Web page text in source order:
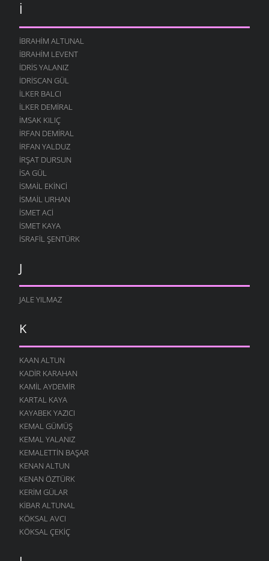
İ
İBRAHIM ALTUNAL
İBRAHIM LEVENT
İDRIS YALANIZ
IDRISCAN GÜL
İLKER BALCI
İLKER DEMIRAL
İMSAK KILIÇ
İRFAN DEMIRAL
İRFAN YALDUZ
İRŞAT DURSUN
ISA GÜL
ISMAIL EKINCI
İSMAIL URHAN
İSMET ACI
ISMET KAYA
İSRAFIL ŞENTÜRK
J
JALE YILMAZ
K
KAAN ALTUN
KADIR KARAHAN
KAMIL AYDEMIR
KARTAL KAYA
KAYABEK YAZICI
KEMAL GÜMÜŞ
KEMAL YALANIZ
KEMALETTIN BAŞAR
KENAN ALTUN
KENAN ÖZTÜRK
KERIM GÜLAR
KIBAR ALTUNAL
KÖKSAL AVCI
KÖKSAL ÇEKIÇ